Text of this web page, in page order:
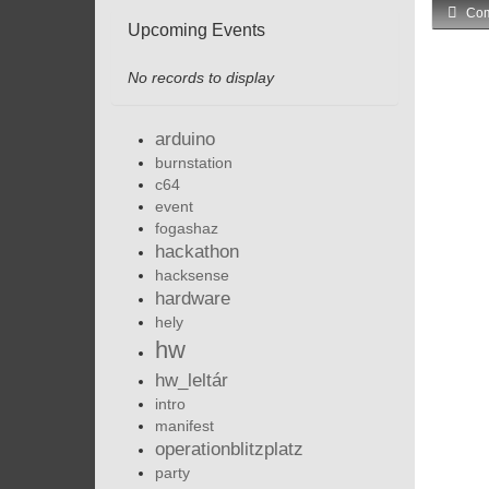
Upcoming Events
No records to display
arduino
burnstation
c64
event
fogashaz
hackathon
hacksense
hardware
hely
hw
hw_leltár
intro
manifest
operationblitzplatz
party